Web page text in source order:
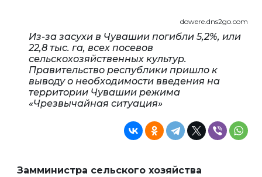
dowere.dns2go.com
Из-за засухи в Чувашии погибли 5,2%, или
22,8 тыс. га, всех посевов
сельскохозяйственных культур.
Правительство республики пришло к
выводу о необходимости введения на
территории Чувашии режима
«Чрезвычайная ситуация»
Замминистра сельского хозяйства